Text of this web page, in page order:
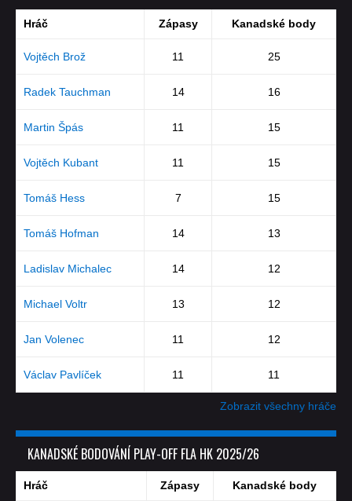
Hráč Zápasy Kanadské body
Vojtěch Brož 11 25
Radek Tauchman 14 16
Martin Špás 11 15
Vojtěch Kubant 11 15
Tomáš Hess 7 15
Tomáš Hofman 14 13
Ladislav Michalec 14 12
Michael Voltr 13 12
Jan Volenec 11 12
Václav Pavlíček 11 11
Zobrazit všechny hráče
KANADSKÉ BODOVÁNÍ PLAY-OFF FLA HK 2025/26
Hráč Zápasy Kanadské body